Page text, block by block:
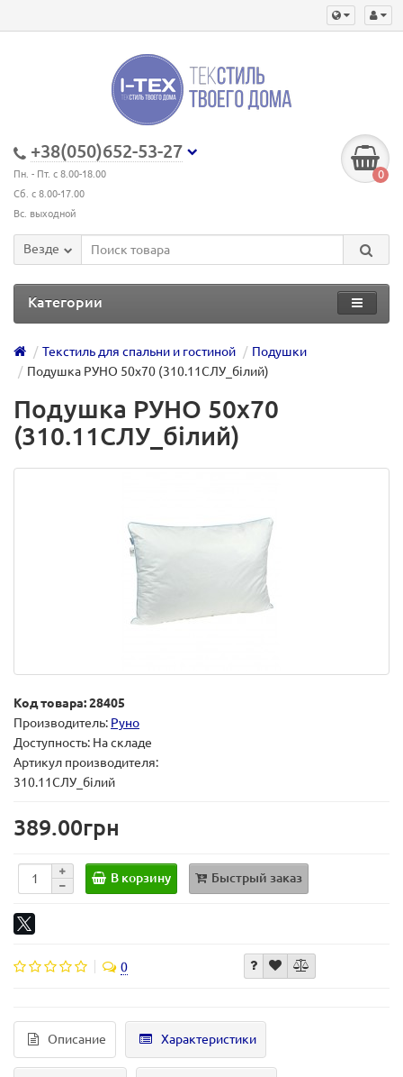
+38(050)652-53-27
Пн. - Пт. с 8.00-18.00
Сб. с 8.00-17.00
Вс. выходной
0
Везде
Категории
Текстиль для спальни и гостиной
Подушки
Подушка РУНО 50х70 (310.11СЛУ_білий)
Подушка РУНО 50х70
(310.11СЛУ_білий)
Код товара: 28405
Производитель: Руно
Доступность: На складе
Артикул производителя:
310.11СЛУ_білий
389.00грн
В корзину Быстрый заказ
0
Описание Характеристики